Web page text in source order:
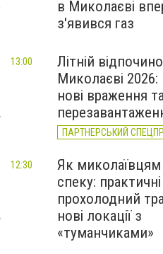
в Миколаєві
з'явився газ
Літній
Миколаєві
нові враження
ПАРТНЕРСЬКИЙ
13:00
Як
спеку:
прохолодний
нові локації з
«туманчиками»
12:30